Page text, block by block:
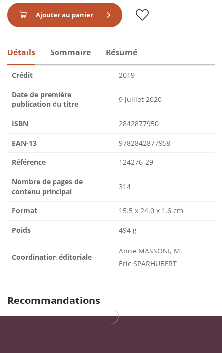
Ajouter au panier
Détails Sommaire Résumé
Crédit 2019
Date de première
publication du titre
9 juillet 2020
ISBN 2842877950
EAN-13 9782842877958
Référence 124276-29
Nombre de pages de
contenu principal
314
Format 15.5 x 24.0 x 1.6 cm
Poids 494 g
Coordination éditoriale
Anne MASSONI, M.
Éric SPARHUBERT
Recommandations